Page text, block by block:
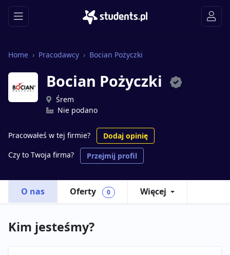
Home Pracodawcy Bocian Pożyczki
Bocian Pożyczki
Śrem
Nie podano
Pracowałeś w tej firmie?
Dodaj opinię
Czy to Twoja firma?
Przejmij profil
O nas Oferty 0 Więcej
Kim jesteśmy?